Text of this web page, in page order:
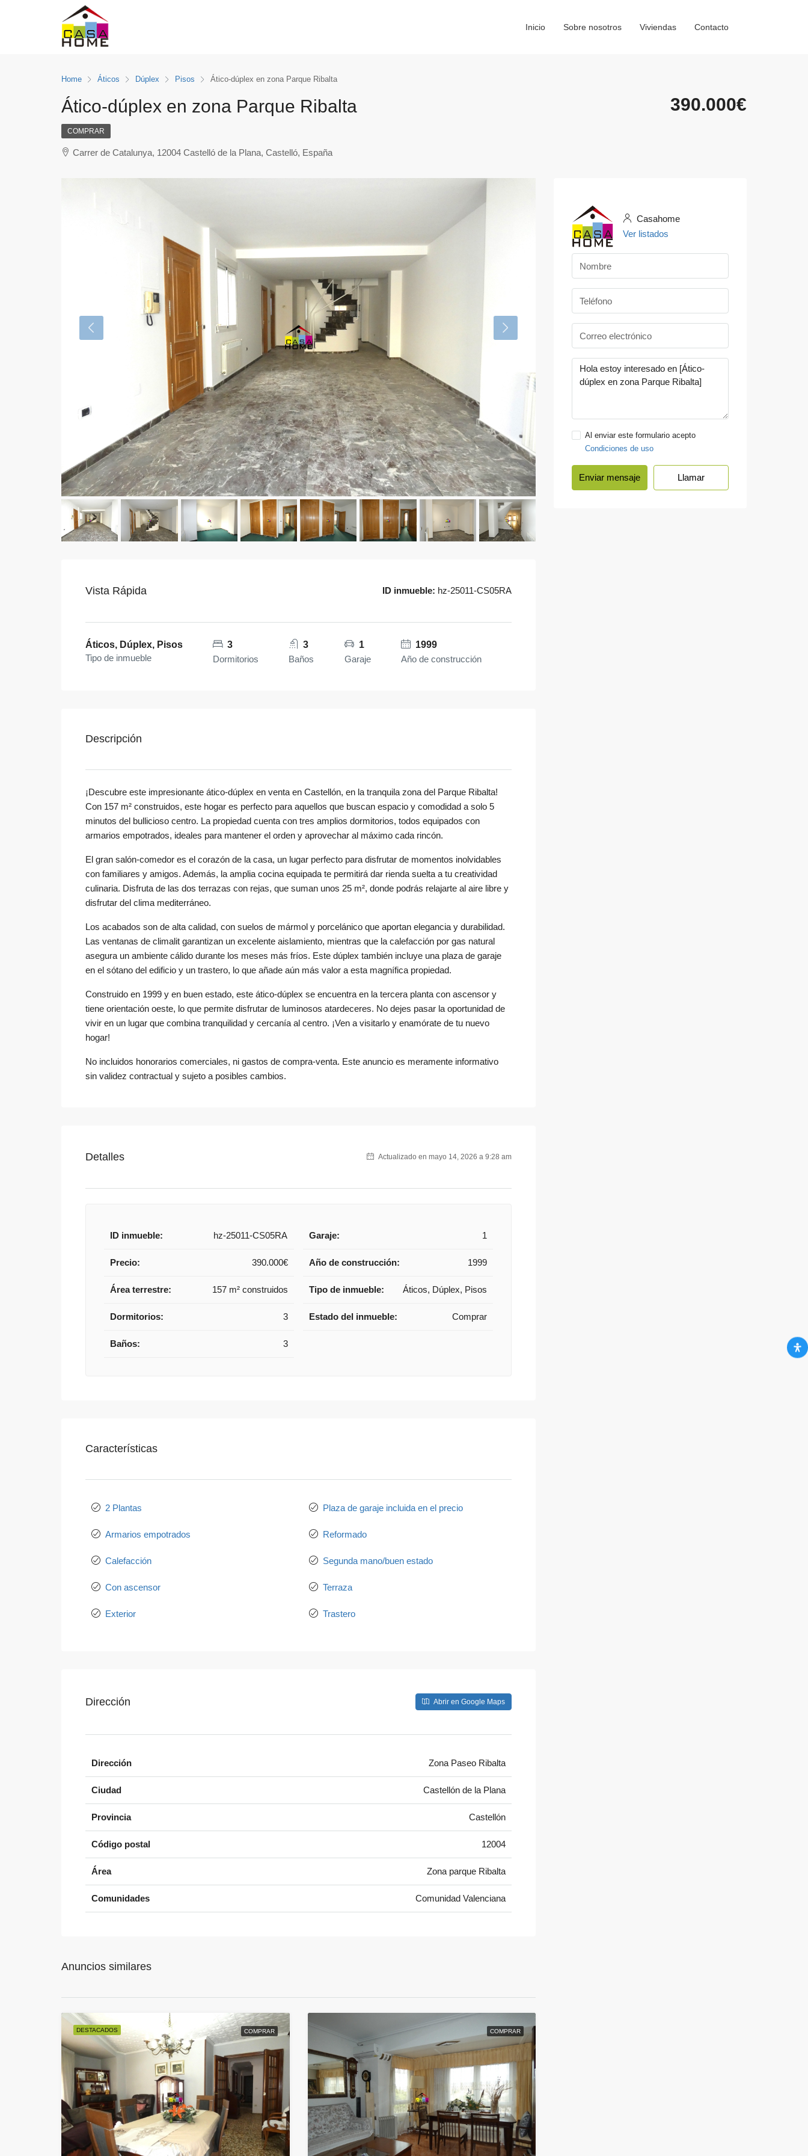
Inicio Sobre nosotros Viviendas Contacto
Home Áticos Dúplex Pisos Ático-dúplex en zona Parque Ribalta
Ático-dúplex en zona Parque Ribalta 390.000€
COMPRAR
Carrer de Catalunya, 12004 Castelló de la Plana, Castelló, España
Vista Rápida ID inmueble: hz-25011-CS05RA
Áticos, Dúplex, Pisos
Tipo de inmueble
3
Dormitorios
3
Baños
1
Garaje
1999
Año de construcción
Descripción
¡Descubre este impresionante ático-dúplex en venta en Castellón, en la tranquila zona del Parque Ribalta!
Con 157 m² construidos, este hogar es perfecto para aquellos que buscan espacio y comodidad a solo 5
minutos del bullicioso centro. La propiedad cuenta con tres amplios dormitorios, todos equipados con
armarios empotrados, ideales para mantener el orden y aprovechar al máximo cada rincón.
El gran salón-comedor es el corazón de la casa, un lugar perfecto para disfrutar de momentos inolvidables
con familiares y amigos. Además, la amplia cocina equipada te permitirá dar rienda suelta a tu creatividad
culinaria. Disfruta de las dos terrazas con rejas, que suman unos 25 m², donde podrás relajarte al aire libre y
disfrutar del clima mediterráneo.
Los acabados son de alta calidad, con suelos de mármol y porcelánico que aportan elegancia y durabilidad.
Las ventanas de climalit garantizan un excelente aislamiento, mientras que la calefacción por gas natural
asegura un ambiente cálido durante los meses más fríos. Este dúplex también incluye una plaza de garaje
en el sótano del edificio y un trastero, lo que añade aún más valor a esta magnífica propiedad.
Construido en 1999 y en buen estado, este ático-dúplex se encuentra en la tercera planta con ascensor y
tiene orientación oeste, lo que permite disfrutar de luminosos atardeceres. No dejes pasar la oportunidad de
vivir en un lugar que combina tranquilidad y cercanía al centro. ¡Ven a visitarlo y enamórate de tu nuevo
hogar!
No incluidos honorarios comerciales, ni gastos de compra-venta. Este anuncio es meramente informativo
sin validez contractual y sujeto a posibles cambios.
Detalles Actualizado en mayo 14, 2026 a 9:28 am
ID inmueble: hz-25011-CS05RA
Precio: 390.000€
Área terrestre: 157 m² construidos
Dormitorios: 3
Baños: 3
Garaje: 1
Año de construcción: 1999
Tipo de inmueble: Áticos, Dúplex, Pisos
Estado del inmueble: Comprar
Características
2 Plantas
Armarios empotrados
Calefacción
Con ascensor
Exterior
Plaza de garaje incluida en el precio
Reformado
Segunda mano/buen estado
Terraza
Trastero
Dirección Abrir en Google Maps
Dirección Zona Paseo Ribalta
Ciudad Castellón de la Plana
Provincia Castellón
Código postal 12004
Área Zona parque Ribalta
Comunidades Comunidad Valenciana
Anuncios similares
DESTACADOS COMPRAR COMPRAR
Casahome
Ver listados
Al enviar este formulario acepto
Condiciones de uso
Enviar mensaje Llamar